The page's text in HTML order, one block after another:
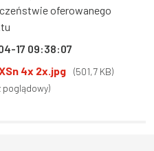
oferowanego
17 09:38:07
4x 2x.jpg
(501,7 KB)
poglądowy)